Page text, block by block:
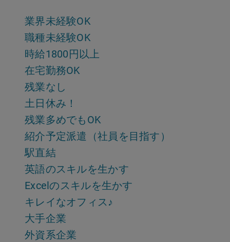
業界未経験OK
職種未経験OK
時給1800円以上
在宅勤務OK
残業なし
土日休み！
残業多めでもOK
紹介予定派遣（社員を目指す）
駅直結
英語のスキルを生かす
Excelのスキルを生かす
キレイなオフィス♪
大手企業
外資系企業